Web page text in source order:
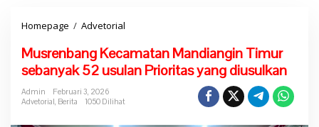
Homepage / Advetorial
s
r
b
Musrenbang Kecamatan Mandiangin Timur
sebanyak 52 usulan Prioritas yang diusulkan
Admin
Februari 3, 2026
Advetorial, Berita 1050 Dilihat